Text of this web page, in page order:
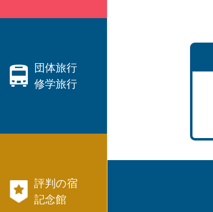
国内旅行
から
ェリー等切符
も発行出来ます。
団体旅行
修学旅行
国内旅行モデル
コース
評判の宿
記念館